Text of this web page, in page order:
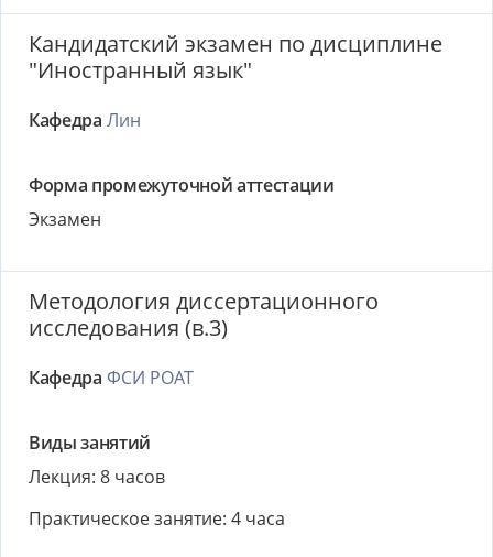
Кандидатский экзамен по дисциплине
"Иностранный язык"
Кафедра Лин
Форма промежуточной аттестации
Экзамен
Методология диссертационного
исследования (в.3)
Кафедра ФСИ РОАТ
Виды занятий
Лекция: 8 часов
Практическое занятие: 4 часа